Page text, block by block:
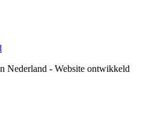
Nederland - Website ontwikkeld